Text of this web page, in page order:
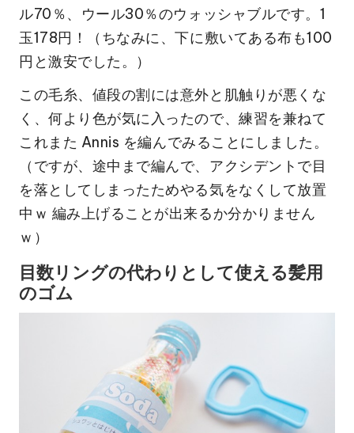
ル70％、ウール30％のウォッシャブルです。1
玉178円！（ちなみに、下に敷いてある布も100
円と激安でした。）
この毛糸、値段の割には意外と肌触りが悪くな
く、何より色が気に入ったので、練習を兼ねて
これまた Annis を編んでみることにしました。
（ですが、途中まで編んで、アクシデントで目
を落としてしまったためやる気をなくして放置
中ｗ 編み上げることが出来るか分かりません
ｗ）
目数リングの代わりとして使える髪用
のゴム